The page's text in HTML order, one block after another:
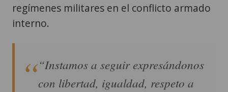
regímenes militares en el conflicto armado
interno.
“Instamos a seguir expresándonos
con libertad, igualdad, respeto a